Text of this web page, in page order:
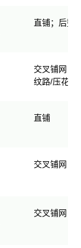
直铺；后整
交叉铺网；
纹路/压花
直铺
交叉铺网；
交叉铺网；